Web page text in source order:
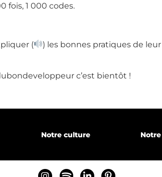
fois, 1 000 codes.
( ) les bonnes pratiques de
c’est bientôt !
Notre culture